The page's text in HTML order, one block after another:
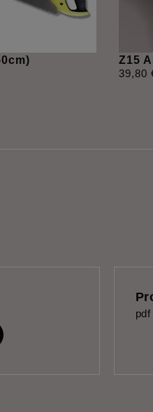
Z15
39,80
pdf